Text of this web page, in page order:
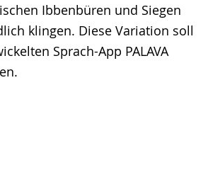
Ibbenbüren und Siegen
klingen. Diese Variation soll
Sprach-App PALAVA